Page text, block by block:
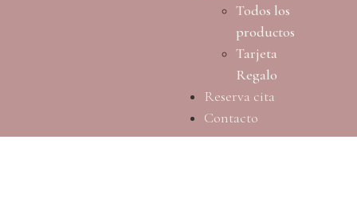
Todos los
productos
Tarjeta
Regalo
Reserva cita
Contacto